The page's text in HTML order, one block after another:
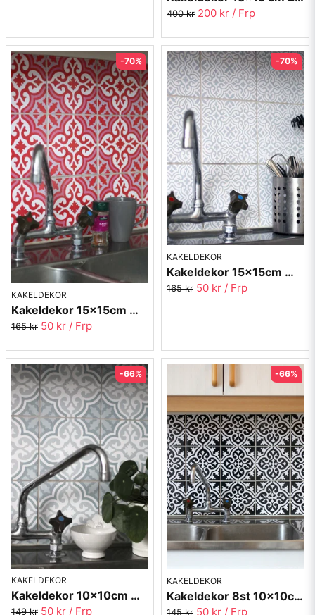
400 kr 200 kr / Frp
KAKELDEKOR
Kakeldekor 15x15cm Marrakech 2023-26 röd/rosa
165 kr 50 kr / Frp
-70%
KAKELDEKOR
Kakeldekor 15x15cm Marrakech 2028-10 - 8st.
165 kr 50 kr / Frp
-70%
KAKELDEKOR
Kakeldekor 10x10cm Marrakech 2023-06
149 kr 50 kr / Frp
-66%
KAKELDEKOR
Kakeldekor 8st 10x10cm Marocko 2014-02
145 kr 50 kr / Frp
-66%